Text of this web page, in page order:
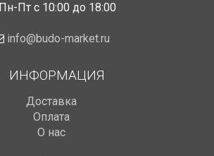
Пн-Пт с 10:00 до 18:00
info@budo-market.ru
ИНФОРМАЦИЯ
Доставка
Оплата
О нас